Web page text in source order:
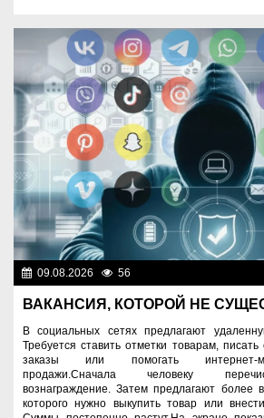
09.08.2026 56
ВАКАНСИЯ, КОТОРОЙ НЕ
В социальных сетях предлагают
Требуется ставить отметки товарам,
заказы или помогать интернет-
продажи.Сначала человеку
вознаграждение. Затем предлагают более
которого нужно выкупить товар или